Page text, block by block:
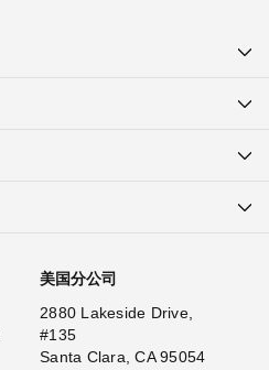
美国分公司
2880 Lakeside Drive,
#135
Santa Clara, CA 95054